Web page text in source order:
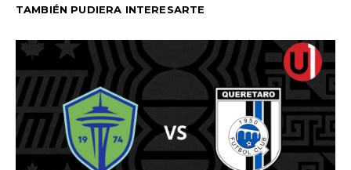
TAMBIÉN PUDIERA INTERESARTE